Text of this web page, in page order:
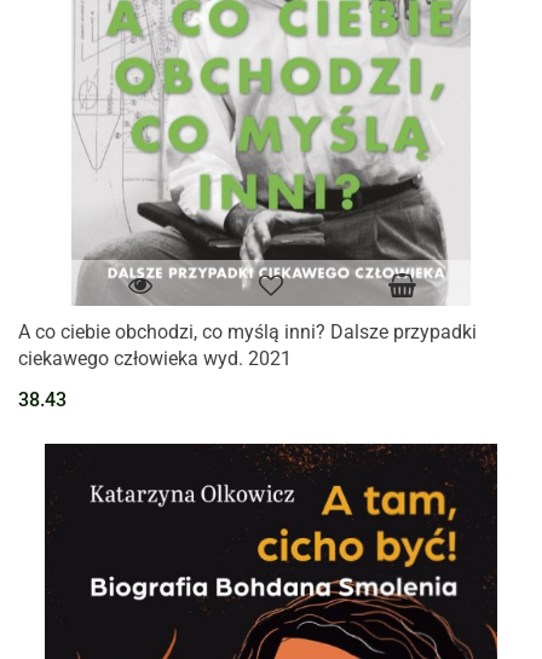
A co ciebie obchodzi, co myślą inni? Dalsze przypadki
ciekawego człowieka wyd. 2021
38.43